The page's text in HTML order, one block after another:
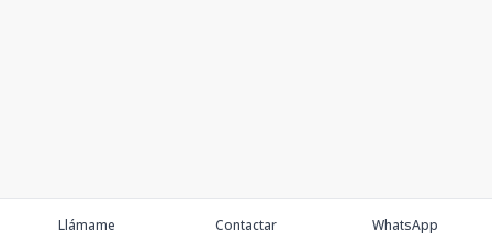
Llámame Contactar WhatsApp